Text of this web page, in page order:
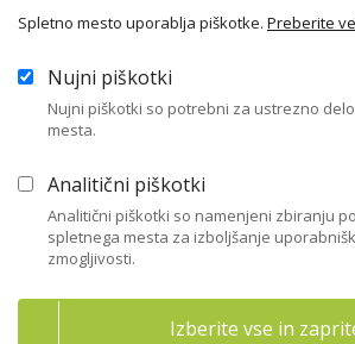
Vsi dogodki
Sorodne novice
20 let Certifikata ZNS – skozi
Spletno mesto uporablja piškotke. Preberite
Nujni piškotki
Nujni piškotki so potrebni za ustrezno
mesta.
Analitični piškotki
Analitični piškotki so namenjeni zbiranju
spletnega mesta za izboljšanje
zmogljivosti.
Izberite vse in